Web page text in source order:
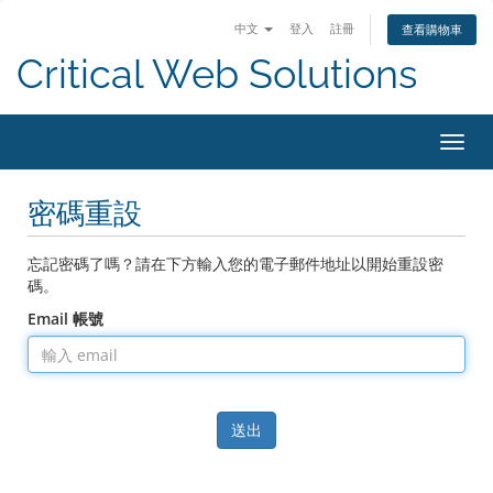
中文 登入 註冊 查看購物車
Critical Web Solutions
切
換
密碼重設
忘記密碼了嗎？請在下方輸入您的電子郵件地址以開始重設密
碼。
Email 帳號
送出